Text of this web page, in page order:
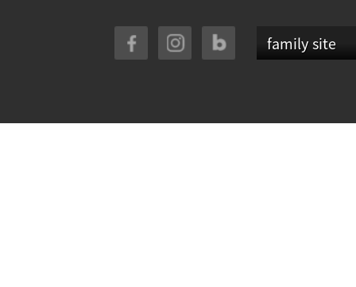
family site